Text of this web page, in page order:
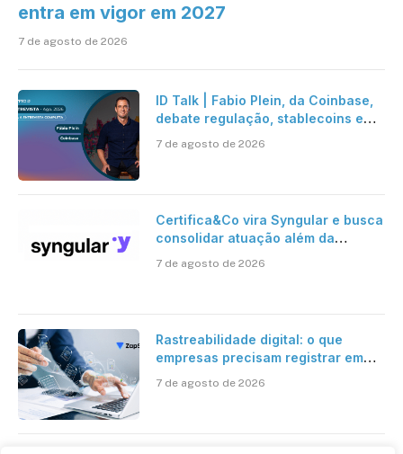
entra em vigor em 2027
7 de agosto de 2026
ID Talk | Fabio Plein, da Coinbase,
debate regulação, stablecoins e
7 de agosto de 2026
Certifica&Co vira Syngular e busca
consolidar atuação além da
7 de agosto de 2026
Rastreabilidade digital: o que
empresas precisam registrar em
7 de agosto de 2026